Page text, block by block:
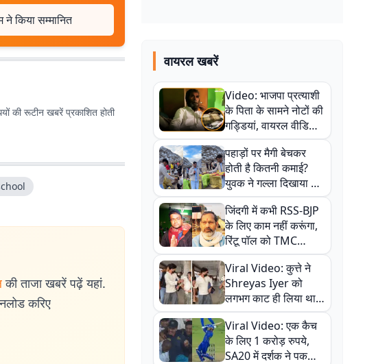
ने किया सम्मानित
की रूटीन खबरें प्रकाशित होती
की ताजा खबरें पढ़ें यहां.
करिए
वायरल खबरें
Video: भाजपा प्रत्याशी
के पिता के सामने नोटों की
गड्डियां, वायरल वीडियो
से राजनीति में उबाल,
अजित महतो बोले- TMC
की गंदी चाल
पहाड़ों पर मैगी बेचकर
होती है कितनी कमाई?
युवक ने गल्ला दिखाया तो
नौकरी वालों के खड़े हो गए
कान
जिंदगी में कभी RSS-BJP
के लिए काम नहीं करूंगा,
रिंटू पॉल को TMC
ऑफिस में ले जाकर पीटा,
Video वायरल
Viral Video: कुत्ते ने
Shreyas Iyer को
लगभग काट ही लिया था,
न्यूजीलैंड सीरीज से पहले
बाल-बाल बचे
Viral Video: एक कैच
के लिए 1 करोड़ रुपये,
SA20 में दर्शक ने पकड़ा